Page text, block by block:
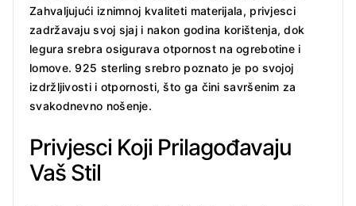
Zahvaljujući iznimnoj kvaliteti materijala, privjesci
zadržavaju svoj sjaj i nakon godina korištenja, dok
legura srebra osigurava otpornost na ogrebotine i
lomove. 925 sterling srebro poznato je po svojoj
izdržljivosti i otpornosti, što ga čini savršenim za
svakodnevno nošenje.
Privjesci Koji Prilagođavaju
Vaš Stil